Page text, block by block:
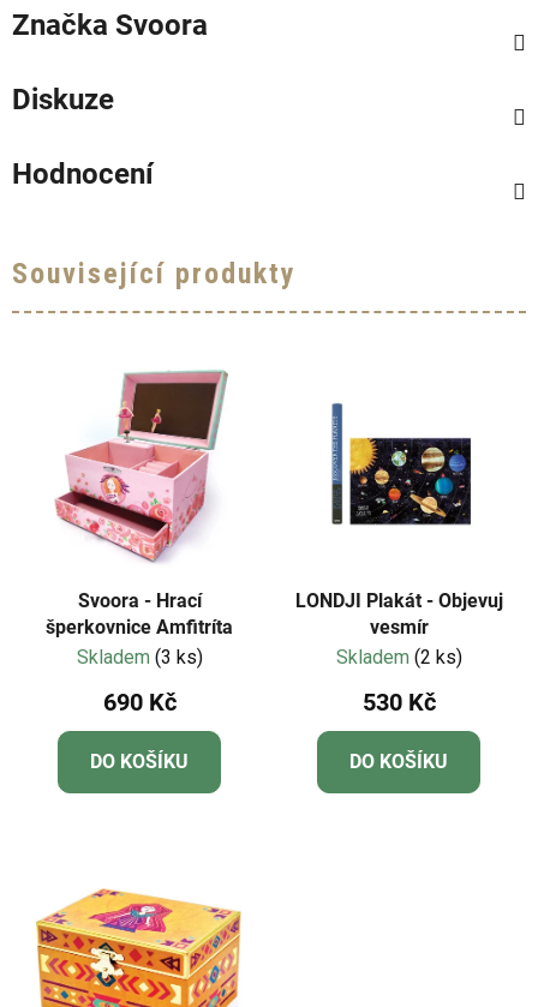
Značka Svoora
Diskuze
Hodnocení
Související produkty
Svoora - Hrací
šperkovnice Amfitríta
Skladem (3 ks)
690 Kč
DO KOŠÍKU
LONDJI Plakát - Objevuj
vesmír
Skladem (2 ks)
530 Kč
DO KOŠÍKU